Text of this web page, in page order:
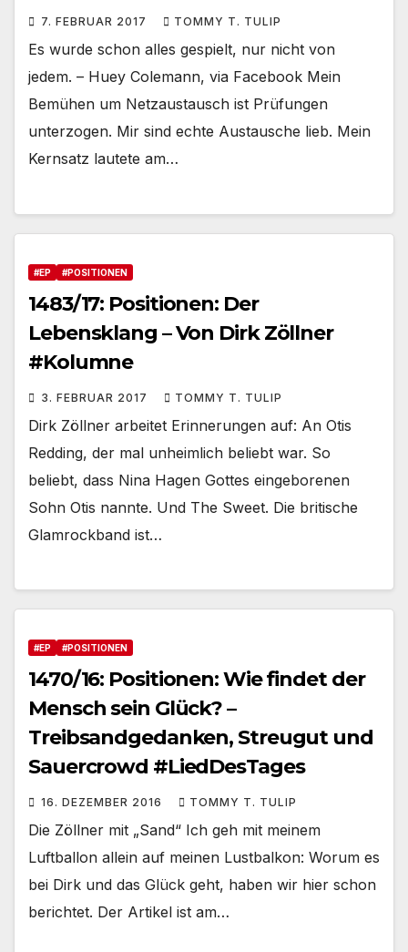
7. FEBRUAR 2017 TOMMY T. TULIP
Es wurde schon alles gespielt, nur nicht von
jedem. – Huey Colemann, via Facebook Mein
Bemühen um Netzaustausch ist Prüfungen
unterzogen. Mir sind echte Austausche lieb. Mein
Kernsatz lautete am…
#EP #POSITIONEN
1483/17: Positionen: Der
Lebensklang – Von Dirk Zöllner
#Kolumne
3. FEBRUAR 2017 TOMMY T. TULIP
Dirk Zöllner arbeitet Erinnerungen auf: An Otis
Redding, der mal unheimlich beliebt war. So
beliebt, dass Nina Hagen Gottes eingeborenen
Sohn Otis nannte. Und The Sweet. Die britische
Glamrockband ist…
#EP #POSITIONEN
1470/16: Positionen: Wie findet der
Mensch sein Glück? –
Treibsandgedanken, Streugut und
Sauercrowd #LiedDesTages
16. DEZEMBER 2016 TOMMY T. TULIP
Die Zöllner mit „Sand“ Ich geh mit meinem
Luftballon allein auf meinen Lustbalkon: Worum es
bei Dirk und das Glück geht, haben wir hier schon
berichtet. Der Artikel ist am…